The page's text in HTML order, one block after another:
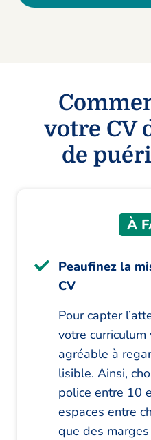
votre CV
de
À
Peaufinez la
CV
Pour capter
votre
agréable à
lisible. Ainsi,
police entre 10
espaces entre
que des